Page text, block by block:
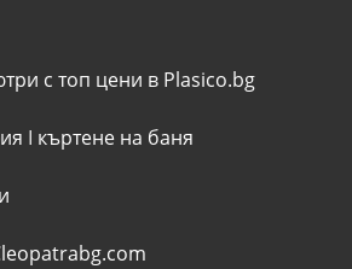
с топ цени в Plasico.bg
I къртене на баня